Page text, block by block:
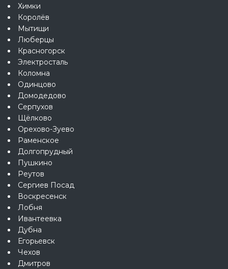
Химки
Королёв
Мытищи
Люберцы
Красногорск
Электросталь
Коломна
Одинцово
Домодедово
Серпухов
Щёлково
Орехово-Зуево
Раменское
Долгопрудный
Пушкино
Реутов
Сергиев Посад
Воскресенск
Лобня
Ивантеевка
Дубна
Егорьевск
Чехов
Дмитров